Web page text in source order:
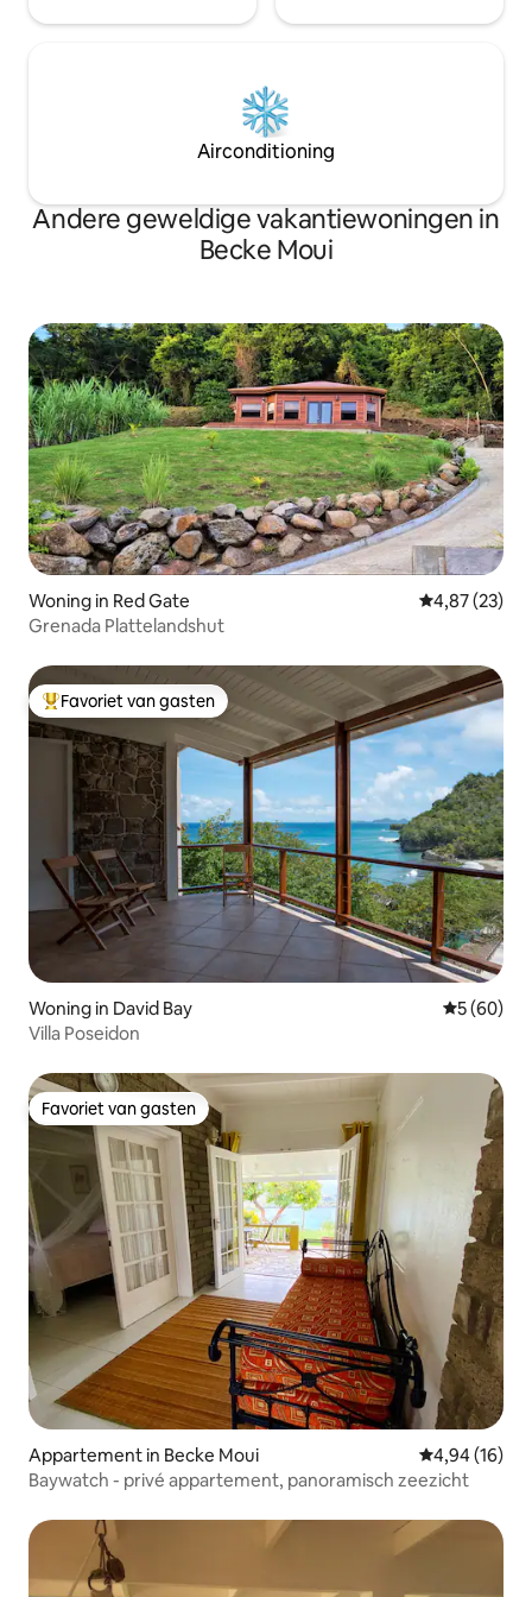
Airconditioning
Andere geweldige vakantiewoningen in
Becke Moui
Woning in Red Gate Gemiddelde
4,87 (23)
Grenada Plattelandshut
Topfavoriet van gasten
Favoriet van gasten
Woning in David Bay
5 (60)
Villa Poseidon
Favoriet van gasten
Favoriet van gasten
Appartement in Becke Moui Gemiddelde
4,94 (16)
Baywatch - privé appartement, panoramisch zeezicht